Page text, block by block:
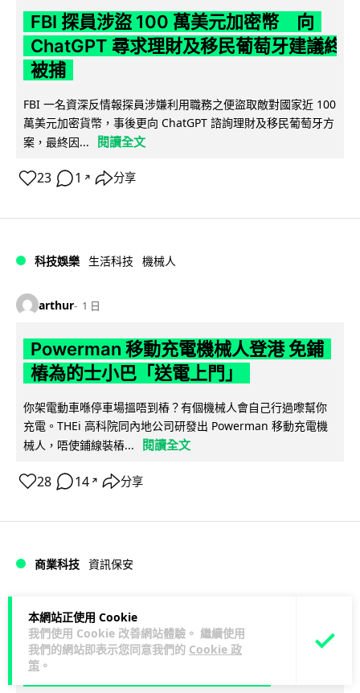
本網站正使用 Cookie
我們使用 Cookie 改善網站體驗。 繼續使用
我們的網站即表示您同意我們的 Cookie 政
策 。
FBI 探員涉盜 100 萬美元加密幣 向
ChatGPT 尋求理財及移民葡萄牙建議終
被捕
FBI 一名資深反情報探員涉嫌利用職務之便盜取敵對國家近 100
萬美元加密貨幣，事後更向 ChatGPT 諮詢理財及移民葡萄牙方
案，最終因...
閱讀全文
23 1 ↗ 分享
科技娛樂 生活科技 機械人
arthur 1 日
Powerman 移動充電機械人登港 免鋪
樁為的士小巴「送電上門」
你架電動車喺停車場搵唔到樁？有個機械人會自己行過嚟幫你
充電。THEi 高科院同內地公司研發出 Powerman 移動充電機
械人，唔使鋪線裝樁...
閱讀全文
28 14 ↗ 分享
商業科技 資訊保安
Lawton 1 日
被命令製造「後門」 Apple 再控告英國
政府 加密後門爭議延燒逾 1 年